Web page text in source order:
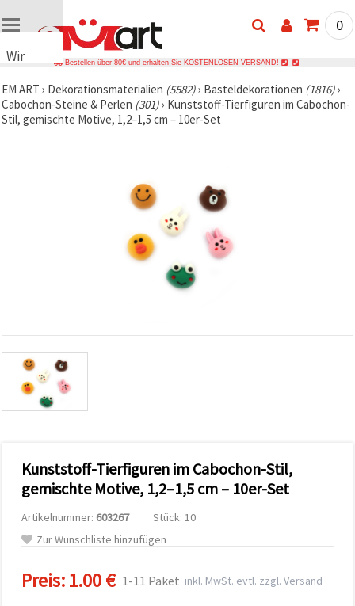
Wir
Cookies
🍪 Wir
verwenden
Datenverkehr
analysieren
sowie
relevantere
Unterstützung
Partner für
und
Sie können
Cookies
akzeptieren,
0
Bestellen über 80€ und erhalten Sie KOSTENLOSEN VERSAND!
EM ART › Dekorationsmaterialien (5582)› Basteldekorationen (1816)›
Cabochon-Steine & Perlen (301)› Kunststoff-Tierfiguren im Cabochon-
Stil, gemischte Motive, 1,2–1,5 cm – 10er-Set
Kunststoff-Tierfiguren im Cabochon-Stil,
gemischte Motive, 1,2–1,5 cm – 10er-Set
Artikelnummer: 603267
Stück: 10
Zur Wunschliste hinzufügen
Preis:1.00 € 1-11 Paket inkl. MwSt. evtl. zzgl. Versand